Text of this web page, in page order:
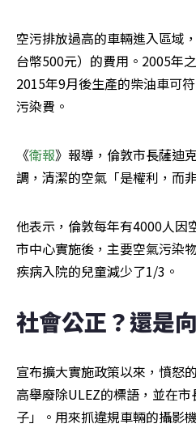
空污排放過高的車輛進入區域
台幣500元）的費用。2005年
2015年9月後生產的柴油車可
污染費。
《衛報》報導，倫敦市長薩迪
調，清潔的空氣「是權利，而
他表示，倫敦每年有4000人因
市中心實施後，主要空氣污染
疾病入院的兒童減少了1/3。
社會公正？還是
宣布擴大實施政策以來，憤怒
高舉廢除ULEZ的標語，並在
子」。用來抓違規車輛的攝影